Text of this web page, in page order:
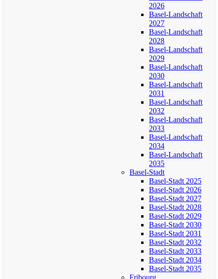
2026
Basel-Landschaft
2027
Basel-Landschaft
2028
Basel-Landschaft
2029
Basel-Landschaft
2030
Basel-Landschaft
2031
Basel-Landschaft
2032
Basel-Landschaft
2033
Basel-Landschaft
2034
Basel-Landschaft
2035
Basel-Stadt
Basel-Stadt 2025
Basel-Stadt 2026
Basel-Stadt 2027
Basel-Stadt 2028
Basel-Stadt 2029
Basel-Stadt 2030
Basel-Stadt 2031
Basel-Stadt 2032
Basel-Stadt 2033
Basel-Stadt 2034
Basel-Stadt 2035
Fribourg